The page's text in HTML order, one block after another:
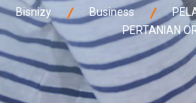
Bisnizy Business
PERTANIAN